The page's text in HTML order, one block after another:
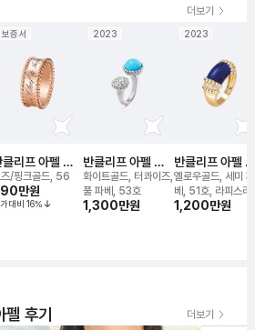
더보기
보증서
클리프 아펠 뻬
시그니처 링
/핑크골드, 56
만원
대비 16%
2023
반클리프 아펠 뻬
를리 컬러 비트윈
더 핑거 링
화이트골드, 터콰이즈,
풀 파베, 53호
1,300만원
2023
반클리프 아펠 뻬
를리 컬러 링
옐로우골드, 세미 파
베, 51호, 라피스라줄
리1,200만원
후기 더보기